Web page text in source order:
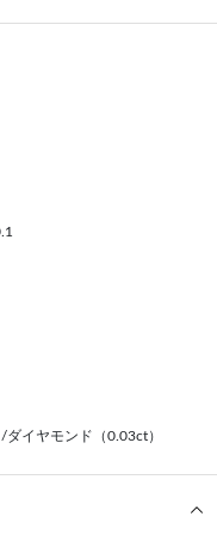
イヤモンド（0.03ct）